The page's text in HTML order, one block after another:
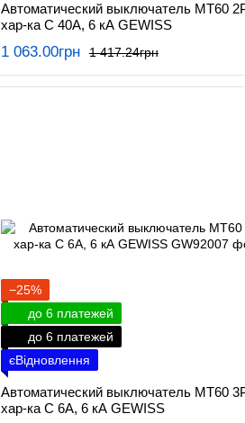
Автоматический выключатель МТ60
хар-ка C 40А, 6 кА GEWISS
1 417.24грн
1 063.00грн
−25%
до 6 платежей
до 6 платежей
єВідновлення
Автоматический выключатель МТ60
хар-ка C 6А, 6 кА GEWISS